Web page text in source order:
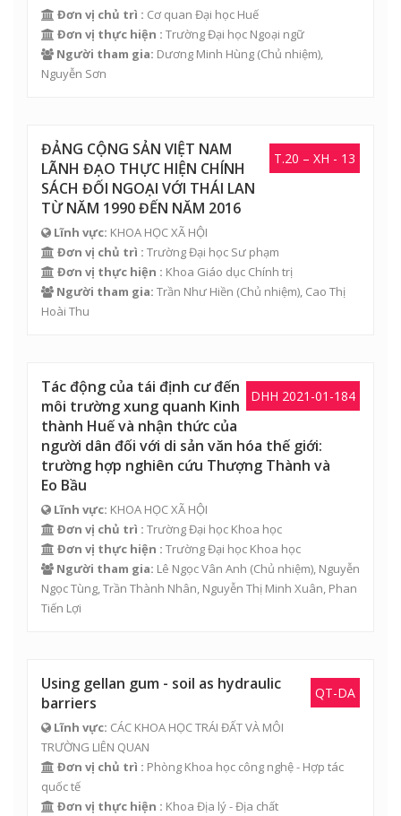
Đơn vị chủ trì : Cơ quan Đại học Huế
Đơn vị thực hiện : Trường Đại học Ngoại ngữ
Người tham gia: Dương Minh Hùng (Chủ nhiệm),
Nguyễn Sơn
T.20 – XH - 13
ĐẢNG CỘNG SẢN VIỆT NAM
LÃNH ĐẠO THỰC HIỆN CHÍNH
SÁCH ĐỐI NGOẠI VỚI THÁI LAN
TỪ NĂM 1990 ĐẾN NĂM 2016
Lĩnh vực: KHOA HỌC XÃ HỘI
Đơn vị chủ trì : Trường Đại học Sư phạm
Đơn vị thực hiện : Khoa Giáo dục Chính trị
Người tham gia: Trần Như Hiền (Chủ nhiệm), Cao Thị
Hoài Thu
DHH 2021-01-184
Tác động của tái định cư đến
môi trường xung quanh Kinh
thành Huế và nhận thức của
người dân đối với di sản văn hóa thế giới:
trường hợp nghiên cứu Thượng Thành và
Eo Bầu
Lĩnh vực: KHOA HỌC XÃ HỘI
Đơn vị chủ trì : Trường Đại học Khoa học
Đơn vị thực hiện : Trường Đại học Khoa học
Người tham gia: Lê Ngọc Vân Anh (Chủ nhiệm), Nguyễn
Ngọc Tùng Trần Thành Nhân Nguyễn Thị Minh Xuân Phan
Tiến Lợi
QT-DA
Using gellan gum - soil as hydraulic
barriers
Lĩnh vực: CÁC KHOA HỌC TRÁI ĐẤT VÀ MÔI
TRƯỜNG LIÊN QUAN
Đơn vị chủ trì : Phòng Khoa học công nghệ - Hợp tác
quốc tế
Đơn vị thực hiện : Khoa Địa lý - Địa chất